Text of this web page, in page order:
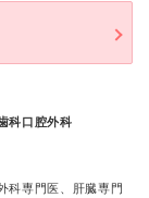
科口腔外科
科専門医、肝臓専門